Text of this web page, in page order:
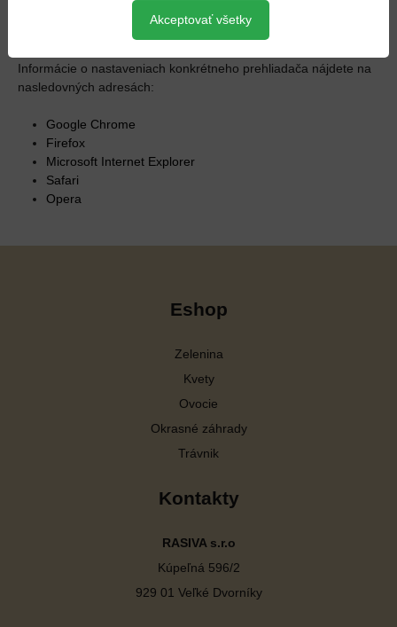
môžete obmedziť alebo zablokovať v nastaveniach svojho
Informácie o nastaveniach konkrétneho prehliadača nájdete na
nasledovných adresách:
Google Chrome
Firefox
Microsoft Internet Explorer
Safari
Opera
Eshop
Zelenina
Kvety
Ovocie
Okrasné záhrady
Trávnik
Kontakty
RASIVA s.r.o
Kúpeľná 596/2
929 01 Veľké Dvorníky
Akceptovať všetky